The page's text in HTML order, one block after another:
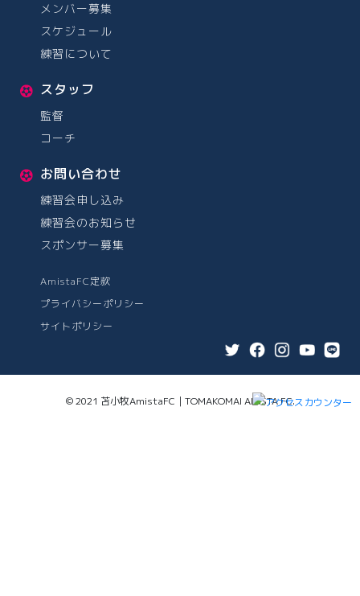
メンバー募集
スケジュール
練習について
スタッフ
監督
コーチ
お問い合わせ
練習会申し込み
練習会のお知らせ
スポンサー募集
AmistaFC定款
プライバシーポリシー
サイトポリシー
© 2021 苫小牧AmistaFC｜TOMAKOMAI AMISTA FC.